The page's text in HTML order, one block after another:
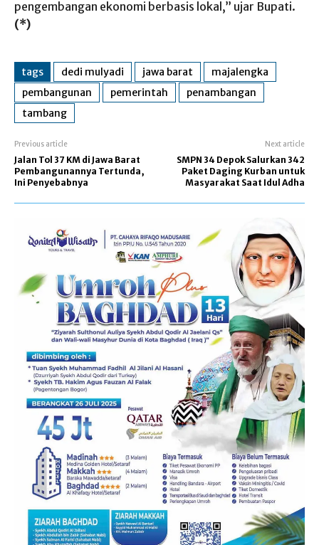
pengembangan ekonomi berbasis lokal,” ujar Bupati.
(*)
tags dedi mulyadi jawa barat
majalengka
pembangunan
pemerintah
penambangan
tambang
Previous article
Jalan Tol 37 KM di Jawa Barat
Pembangunannya Tertunda,
Ini Penyebabnya
Next article
SMPN 34 Depok Salurkan 342
Paket Daging Kurban untuk
Masyarakat Saat Idul Adha